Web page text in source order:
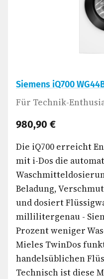
Siemens iQ700
Für Technik-
980,90 €
Die iQ700 erreicht
mit i-Dos die
Beladung,
und dosiert
millilitergenau -
Prozent weniger
Mieles TwinDos
handelsüblichen
Technisch ist diese